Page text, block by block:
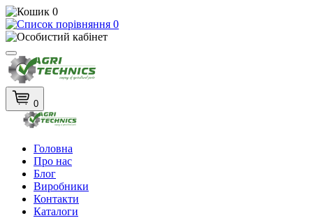
0
0
0
Головна
Про нас
Блог
Виробники
Контакти
Каталоги